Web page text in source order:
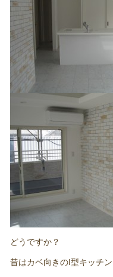
どうですか？
昔はカベ向きのI型キッチン